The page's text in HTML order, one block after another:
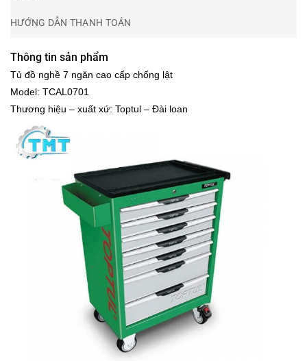
HƯỚNG DẪN THANH TOÁN
Thông tin sản phẩm
Tủ đồ nghề 7 ngăn cao cấp chống lật
Model: TCAL0701
Thương hiệu – xuất xứ: Toptul – Đài loan